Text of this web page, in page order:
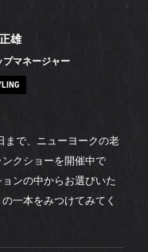
雄
プマネージャー
まで、ニューヨークの老
クショーを開催中で
ンの中からお選びいた
一本をみつけてみてく